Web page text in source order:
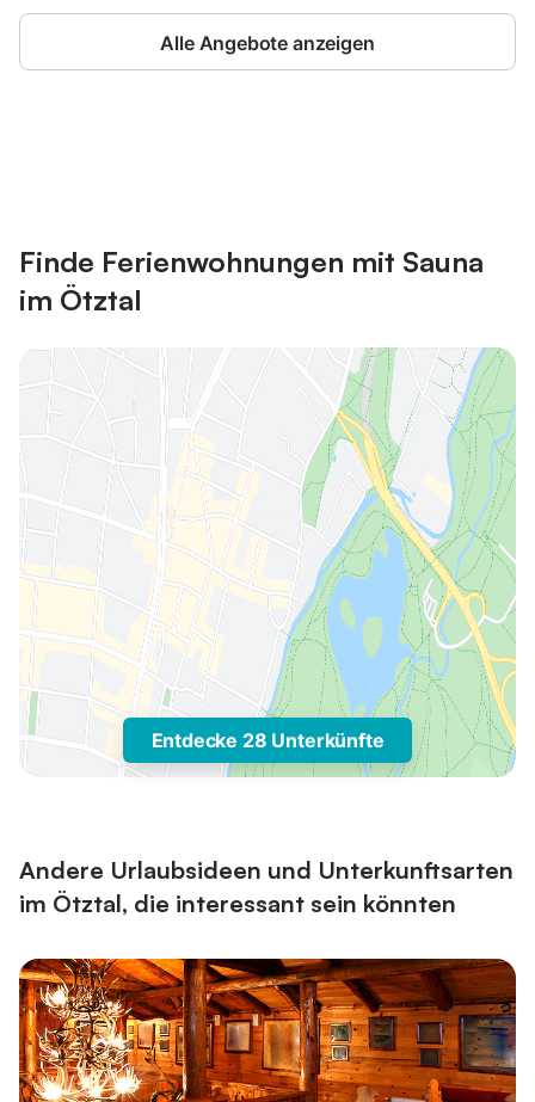
Alle Angebote anzeigen
Finde Ferienwohnungen mit Sauna
im Ötztal
Entdecke 28 Unterkünfte
Andere Urlaubsideen und Unterkunftsarten
im Ötztal, die interessant sein könnten